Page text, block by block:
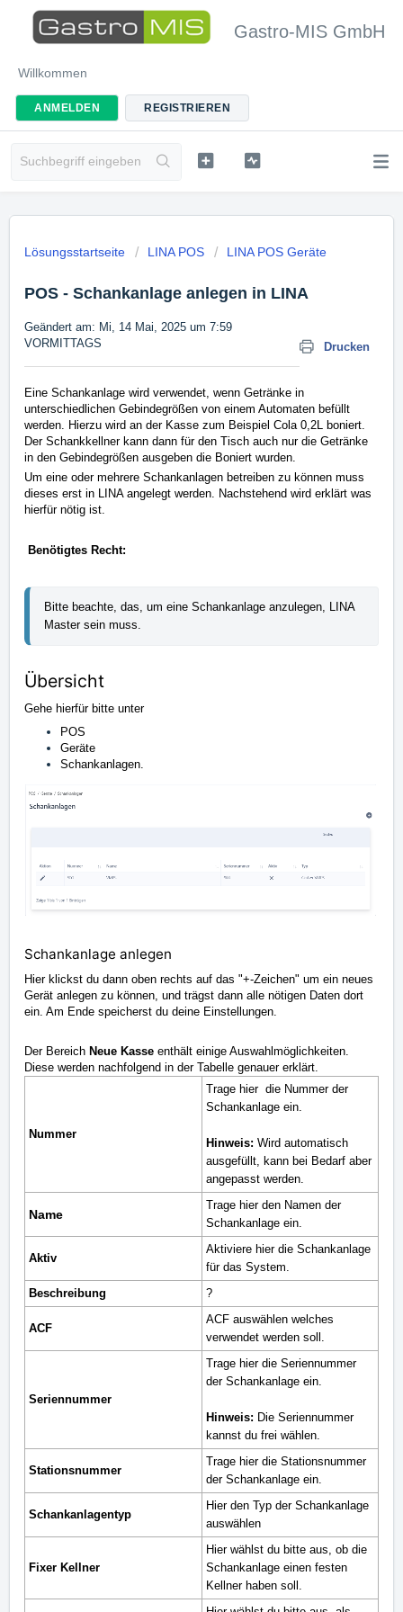
Gastro-MIS GmbH
Willkommen
ANMELDEN REGISTRIEREN
Lösungsstartseite LINA POS LINA POS Geräte
POS - Schankanlage anlegen in LINA
Drucken
Geändert am: Mi, 14 Mai, 2025 um 7:59
VORMITTAGS
Eine Schankanlage wird verwendet, wenn Getränke in
unterschiedlichen Gebindegrößen von einem Automaten befüllt
werden. Hierzu wird an der Kasse zum Beispiel Cola 0,2L boniert.
Der Schankkellner kann dann für den Tisch auch nur die Getränke
in den Gebindegrößen ausgeben die Boniert wurden.
Um eine oder mehrere Schankanlagen betreiben zu können muss
dieses erst in LINA angelegt werden. Nachstehend wird erklärt was
hierfür nötig ist.
Benötigtes Recht:
Bitte beachte, das, um eine Schankanlage anzulegen, LINA
Master sein muss.
Übersicht
Gehe hierfür bitte unter
POS
Geräte
Schankanlagen.
Schankanlage anlegen
Hier klickst du dann oben rechts auf das "+-Zeichen" um ein neues
Gerät anlegen zu können, und trägst dann alle nötigen Daten dort
ein. Am Ende speicherst du deine Einstellungen.
Der Bereich Neue Kasse enthält einige Auswahlmöglichkeiten.
Diese werden nachfolgend in der Tabelle genauer erklärt.
Nummer
Trage hierdie Nummer der
Schankanlage ein.
Hinweis: Wird automatisch
ausgefüllt, kann bei Bedarf aber
angepasst werden.
Name
Trage hier den Namen der
Schankanlage ein.
Aktiv
Aktiviere hier die Schankanlage
für das System.
Beschreibung
?
ACF
ACF auswählen welches
verwendet werden soll.
Seriennummer
Trage hierdie Seriennummer
der Schankanlage ein.
Hinweis: Die Seriennummer
kannst du frei wählen.
Stationsnummer
Trage hierdie Stationsnummer
der Schankanlage ein.
Schankanlagentyp
Hier den Typ der Schankanlage
auswählen
Fixer Kellner
Hier wählst du bitte aus, ob die
Schankanlage einen festen
Kellner haben soll.